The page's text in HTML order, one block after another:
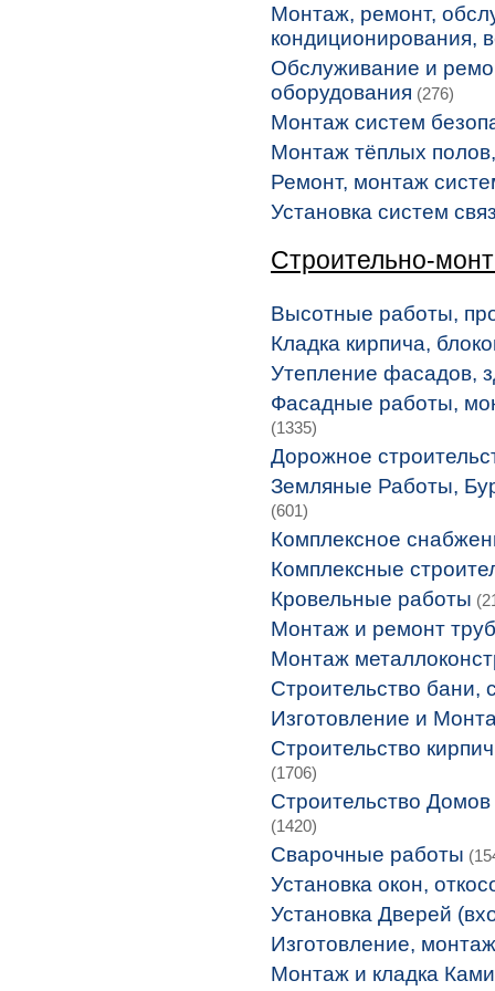
Монтаж, ремонт,
кондиционирования,
Обслуживание и
оборудования (276)
Монтаж систем
Монтаж тёплых
Ремонт, монтаж
Установка систем
Строительно-
Высотные работы,
Кладка кирпича,
Утепление фасадов,
Фасадные работы,
(1335)
Дорожное
Земляные Работы,
(601)
Комплексное
Комплексные
Кровельные работы
Монтаж и ремонт
Монтаж
Строительство бани,
Изготовление и
Строительство
(1706)
Строительство
(1420)
Сварочные работы
Установка окон,
Установка Дверей
Изготовление,
Монтаж и кладка